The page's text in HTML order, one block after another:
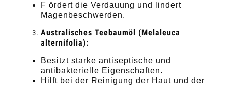
F ördert die Verdauung und lindert
Magenbeschwerden.
Australisches Teebaumöl (Melaleuca
alternifolia):
Besitzt starke antiseptische und
antibakterielle Eigenschaften.
Hilft bei der Reinigung der Haut und der